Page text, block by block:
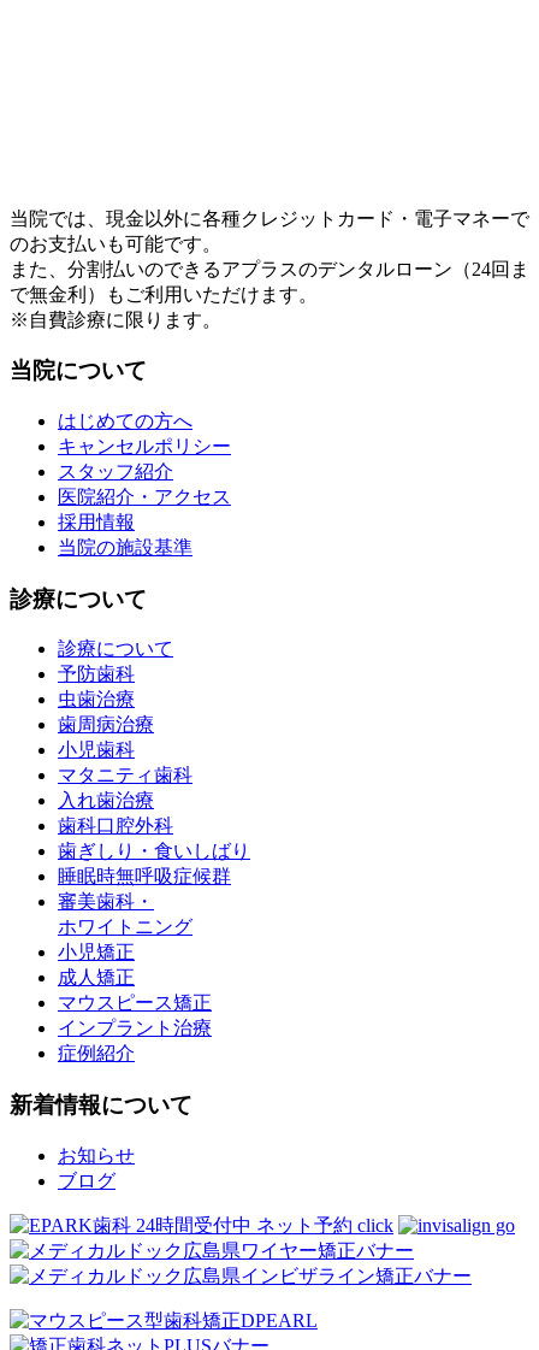
当院では、現金以外に各種クレジットカード・電子マネーで
のお支払いも可能です。
また、分割払いのできるアプラスのデンタルローン（24回ま
で無金利）もご利用いただけます。
※自費診療に限ります。
当院について
はじめての方へ
キャンセルポリシー
スタッフ紹介
医院紹介・アクセス
採用情報
当院の施設基準
診療について
診療について
予防歯科
虫歯治療
歯周病治療
小児歯科
マタニティ歯科
入れ歯治療
歯科口腔外科
歯ぎしり・食いしばり
睡眠時無呼吸症候群
審美歯科・
ホワイトニング
小児矯正
成人矯正
マウスピース矯正
インプラント治療
症例紹介
新着情報について
お知らせ
ブログ